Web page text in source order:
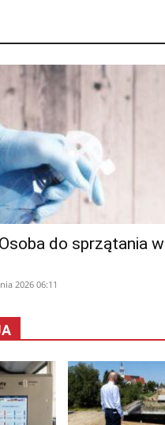
do sprzątania w
2026 06:11